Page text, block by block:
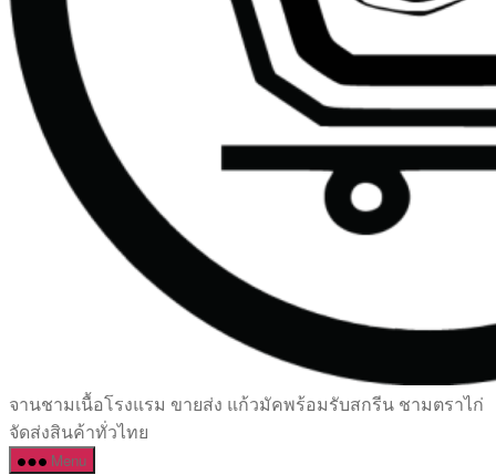
เซรามิค
ครบ
ครัน
จานชามเนื้อโรงแรม ขายส่ง แก้วมัคพร้อมรับสกรีน ชามตราไก่
จัดส่งสินค้าทั่วไทย
Menu